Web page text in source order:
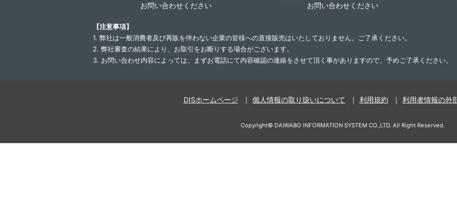
お問い合わせください
お問い合わせください
【注意事項】
1. 弊社は一般消費者及び再販を伴わない企業の皆様への直接販売はいたしておりません。ご了承ください。
2. 弊社審査の結果により、お取引をお断りする場合がございます。
3. お問い合わせ内容によっては、まずお電話にて内容確認の連絡をさせて頂く事がありますので、予めご了承ください。
DISホームページ 個人情報の取り扱いについて 利用規約 利用者情報の外
Copyright© DAIWABO INFORMATION SYSTEM CO.,LTD. All Right Reserved.